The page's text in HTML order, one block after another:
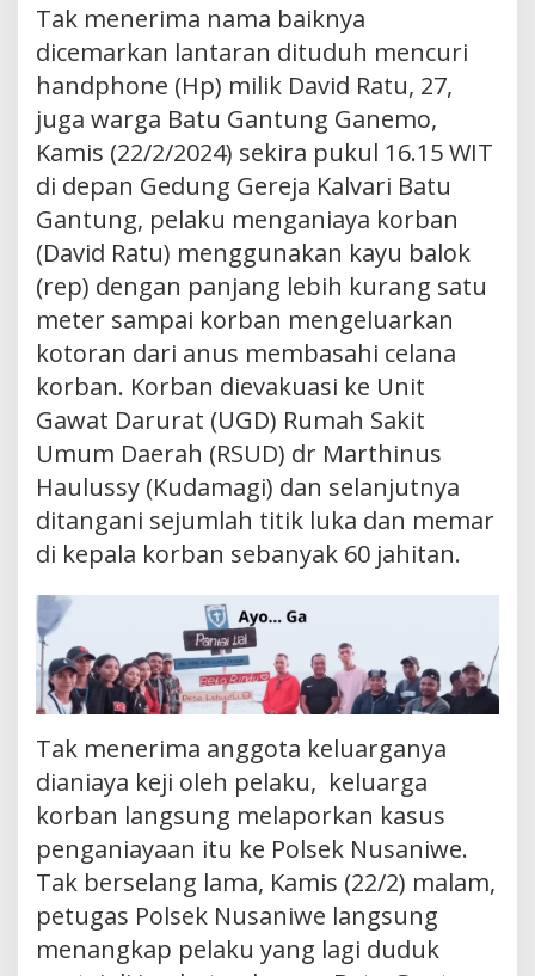
Tak menerima nama baiknya
dicemarkan lantaran dituduh mencuri
handphone (Hp) milik David Ratu, 27,
juga warga Batu Gantung Ganemo,
Kamis (22/2/2024) sekira pukul 16.15 WIT
di depan Gedung Gereja Kalvari Batu
Gantung, pelaku menganiaya korban
(David Ratu) menggunakan kayu balok
(rep) dengan panjang lebih kurang satu
meter sampai korban mengeluarkan
kotoran dari anus membasahi celana
korban. Korban dievakuasi ke Unit
Gawat Darurat (UGD) Rumah Sakit
Umum Daerah (RSUD) dr Marthinus
Haulussy (Kudamagi) dan selanjutnya
ditangani sejumlah titik luka dan memar
di kepala korban sebanyak 60 jahitan.
Tak menerima anggota keluarganya
dianiaya keji oleh pelaku, keluarga
korban langsung melaporkan kasus
penganiayaan itu ke Polsek Nusaniwe.
Tak berselang lama, Kamis (22/2) malam,
petugas Polsek Nusaniwe langsung
menangkap pelaku yang lagi duduk